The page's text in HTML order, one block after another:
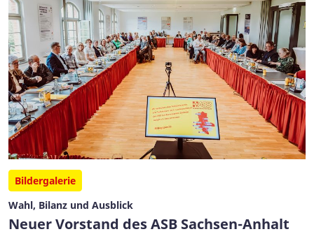
Bildergalerie
Wahl, Bilanz und Ausblick
Neuer Vorstand des ASB Sachsen-Anhalt